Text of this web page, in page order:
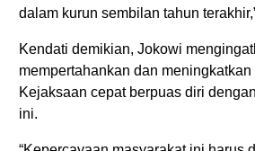
dalam kurun sembilan tahun
Kendati demikian, Jokowi
mempertahankan dan
Kejaksaan cepat berpuas diri
ini.